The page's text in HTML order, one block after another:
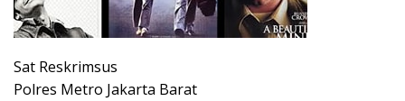
Sat Reskrimsus
Polres Metro Jakarta Barat